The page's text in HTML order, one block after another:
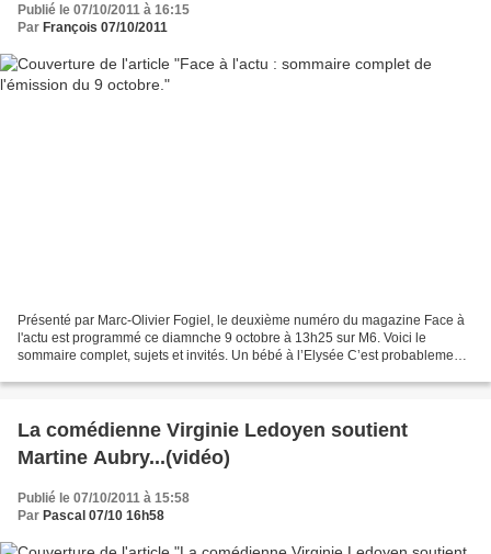
Publié le 07/10/2011 à 16:15
Par François 07/10/2011
Présenté par Marc-Olivier Fogiel, le deuxième numéro du magazine Face à
l'actu est programmé ce diamnche 9 octobre à 13h25 sur M6. Voici le
sommaire complet, sujets et invités. Un bébé à l’Elysée C’est probablement
La comédienne Virginie Ledoyen soutient
Martine Aubry...(vidéo)
Publié le 07/10/2011 à 15:58
Par Pascal 07/10 16h58